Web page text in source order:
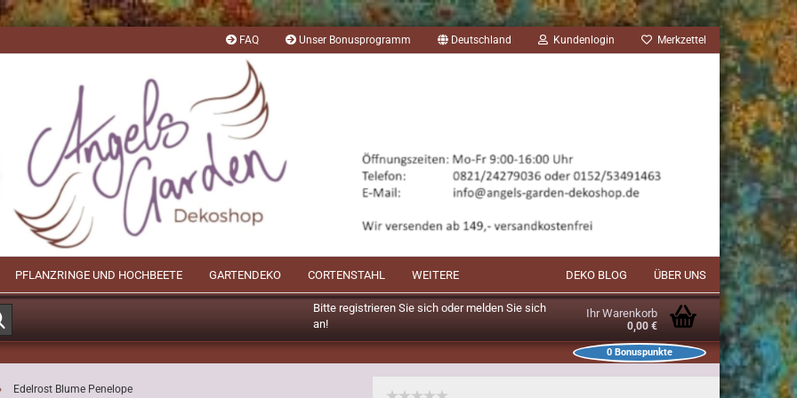
FAQ Unser Bonusprogramm Deutschland Kundenlogin Merkzettel
Bitte registrieren Sie sich oder melden Sie sich
an!
Ihr Warenkorb
0,00 €
0 Bonuspunkte
PFLANZRINGE UND HOCHBEETE GARTENDEKO CORTENSTAHL DEKO BLOG ÜBER UNS
WEITERE
Edelrost Blume Penelope